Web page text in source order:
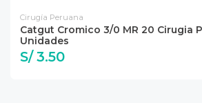
Cirugía Peruana
Catgut Cromico 3/0 MR 20 Cirugia
Unidades
S/ 3.50